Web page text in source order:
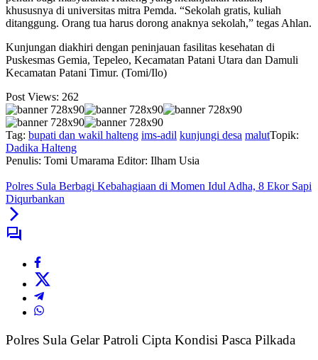
khususnya di universitas mitra Pemda. “Sekolah gratis, kuliah
ditanggung. Orang tua harus dorong anaknya sekolah,” tegas Ahlan.
Kunjungan diakhiri dengan peninjauan fasilitas kesehatan di
Puskesmas Gemia, Tepeleo, Kecamatan Patani Utara dan Damuli
Kecamatan Patani Timur. (Tomi/Ilo)
Post Views: 262
Tag: bupati dan wakil halteng ims-adil kunjungi desa malutTopik:
Dadika Halteng
Penulis: Tomi Umarama Editor: Ilham Usia
Polres Sula Berbagi Kebahagiaan di Momen Idul Adha, 8 Ekor Sapi
Diqurbankan
Polres Sula Gelar Patroli Cipta Kondisi Pasca Pilkada